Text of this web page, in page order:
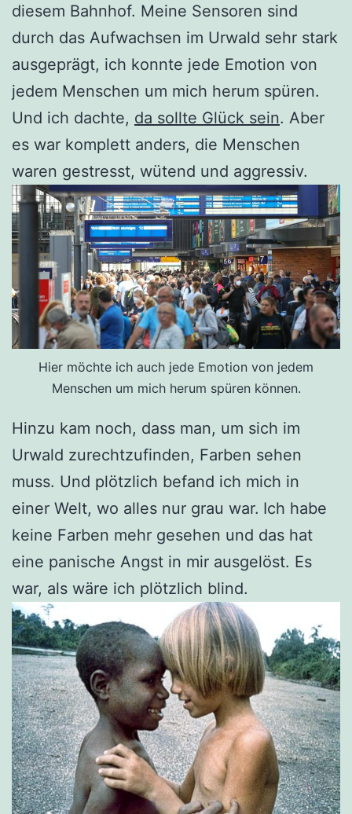
diesem Bahnhof. Meine Sensoren sind
durch das Aufwachsen im Urwald sehr stark
ausgeprägt, ich konnte jede Emotion von
jedem Menschen um mich herum spüren.
Und ich dachte, da sollte Glück sein. Aber
es war komplett anders, die Menschen
waren gestresst, wütend und aggressiv.
Hier möchte ich auch jede Emotion von jedem
Menschen um mich herum spüren können.
Hinzu kam noch, dass man, um sich im
Urwald zurechtzufinden, Farben sehen
muss. Und plötzlich befand ich mich in
einer Welt, wo alles nur grau war. Ich habe
keine Farben mehr gesehen und das hat
eine panische Angst in mir ausgelöst. Es
war, als wäre ich plötzlich blind.